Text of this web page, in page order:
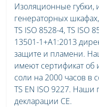
Изоляционные
генераторных
TS ISO 8528-4, TS ISO
13501-1+A1:2013
защите и пламени.
имеют сертификат
соли на 2000 часов в
TS EN ISO 9227. Наши
декларации CE.